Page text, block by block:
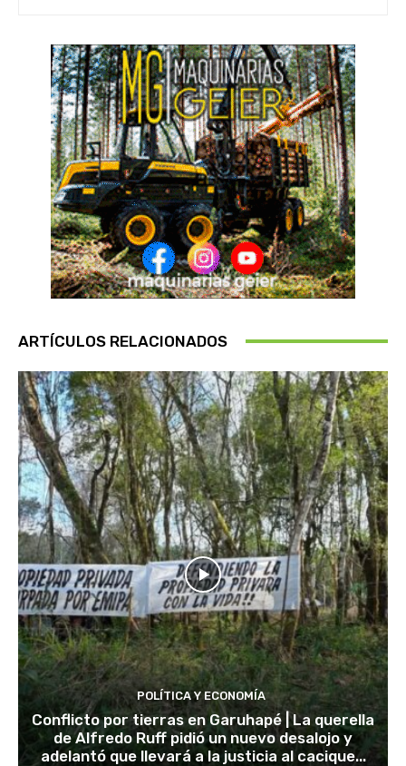
ARTÍCULOS RELACIONADOS
POLÍTICA Y ECONOMÍA
Conflicto por tierras en Garuhapé | La querella
de Alfredo Ruff pidió un nuevo desalojo y
adelantó que llevará a la justicia al cacique...